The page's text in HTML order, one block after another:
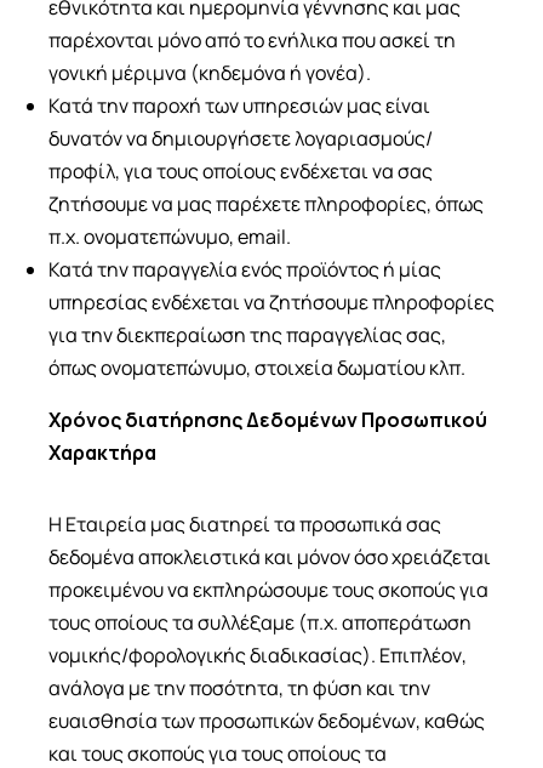
εθνικότητα και ημερομηνία γέννησης και μας
παρέχονται μόνο από το ενήλικα που ασκεί τη
γονική μέριμνα (κηδεμόνα ή γονέα).
Κατά την παροχή των υπηρεσιών μας είναι
δυνατόν να δημιουργήσετε λογαριασμούς/
προφίλ, για τους οποίους ενδέχεται να σας
ζητήσουμε να μας παρέχετε πληροφορίες, όπως
π.χ. ονοματεπώνυμο, email.
Κατά την παραγγελία ενός προϊόντος ή μίας
υπηρεσίας ενδέχεται να ζητήσουμε πληροφορίες
για την διεκπεραίωση της παραγγελίας σας,
όπως ονοματεπώνυμο, στοιχεία δωματίου κλπ.
Χρόνος διατήρησης Δεδομένων Προσωπικού
Χαρακτήρα
Η Εταιρεία μας διατηρεί τα προσωπικά σας
δεδομένα αποκλειστικά και μόνον όσο χρειάζεται
προκειμένου να εκπληρώσουμε τους σκοπούς για
τους οποίους τα συλλέξαμε (π.χ. αποπεράτωση
νομικής/φορολογικής διαδικασίας). Επιπλέον,
ανάλογα με την ποσότητα, τη φύση και την
ευαισθησία των προσωπικών δεδομένων, καθώς
και τους σκοπούς για τους οποίους τα